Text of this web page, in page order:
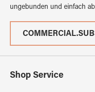
ungebunden und einfach
Shop Service